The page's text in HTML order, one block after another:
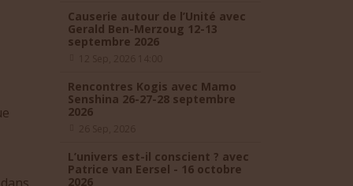
Causerie autour de l’Unité avec
Gerald Ben-Merzoug 12-13
septembre 2026
Rencontres Kogis avec Mamo
Senshina 26-27-28 septembre
2026
L’univers est-il conscient ? avec
Patrice van Eersel - 16 octobre
2026